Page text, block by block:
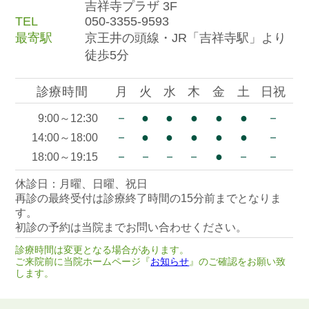
吉祥寺プラザ 3F
TEL
050-3355-9593
最寄駅
京王井の頭線・JR「吉祥寺駅」より
徒歩5分
休診日：月曜、日曜、祝日
再診の最終受付は診療終了時間の15分前までとなりま
す。
初診の予約は当院までお問い合わせください。
診療時間 月 火 水 木 金 土 日祝
9:00～12:30 － ● ● ● ● ● －
14:00～18:00 － ● ● ● ● ● －
18:00～19:15 － － － － ● － －
診療時間は変更となる場合があります。
ご来院前に当院ホームページ『お知らせ 』のご確認をお願い致
します。